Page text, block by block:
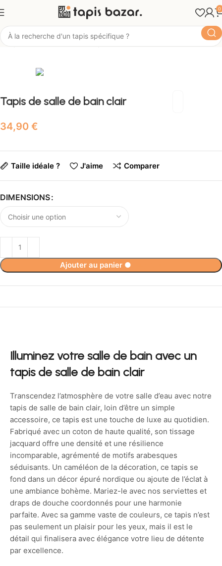
0
Tapis de Bain
Tapis de salle de bain clair
€
Taille idéale ? J'aime Comparer
DIMENSIONS
Ajouter au panier●
Illuminez votre salle de bain avec un
tapis de salle de bain clair
Transcendez l’atmosphère de votre salle d’eau avec notre
tapis de salle de bain clair, loin d’être un simple
accessoire, ce tapis est une touche de luxe au quotidien.
Fabriqué avec un coton de haute qualité, son tissage
jacquard offre une densité et une résilience
incomparable, agrémenté de motifs arabesques
séduisants. Un caméléon de la décoration, ce tapis se
fond dans un décor épuré nordique ou ajoute de l’éclat à
une ambiance bohème. Mariez-le avec nos serviettes et
draps de douche coordonnés pour une harmonie
parfaite. Avec sa gamme vaste de couleurs, ce tapis n’est
pas seulement un plaisir pour les yeux, mais il est le
détail qui finalisera avec élégance votre lieu de détente
par excellence.